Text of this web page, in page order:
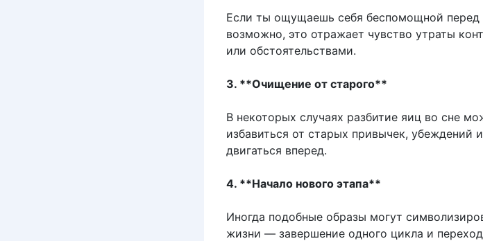
Если ты ощущаешь себя беспомощной
возможно, это отражает чувство утраты
или обстоятельствами.
3. **Очищение от старого**
В некоторых случаях разбитие яиц во сне
избавиться от старых привычек,
двигаться вперед.
4. **Начало нового этапа**
Иногда подобные образы могут
жизни — завершение одного цикла и